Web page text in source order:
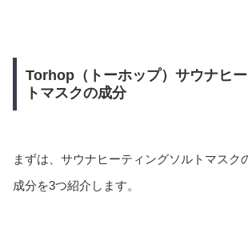
Torhop（トーホップ）サウナヒ
トマスクの成分
まずは、サウナヒーティングソルトマスク
成分を3つ紹介します。